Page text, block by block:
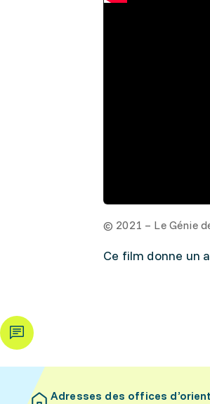
© 2021 – Le Génie
Ce film donne un
Adresses des offices